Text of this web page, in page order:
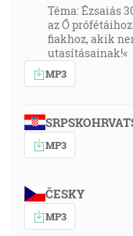
Téma: Ézsaiás
az Ő
fiakhoz, akik
utasításainak!«
MP3
MP3
ČESKY
MP3